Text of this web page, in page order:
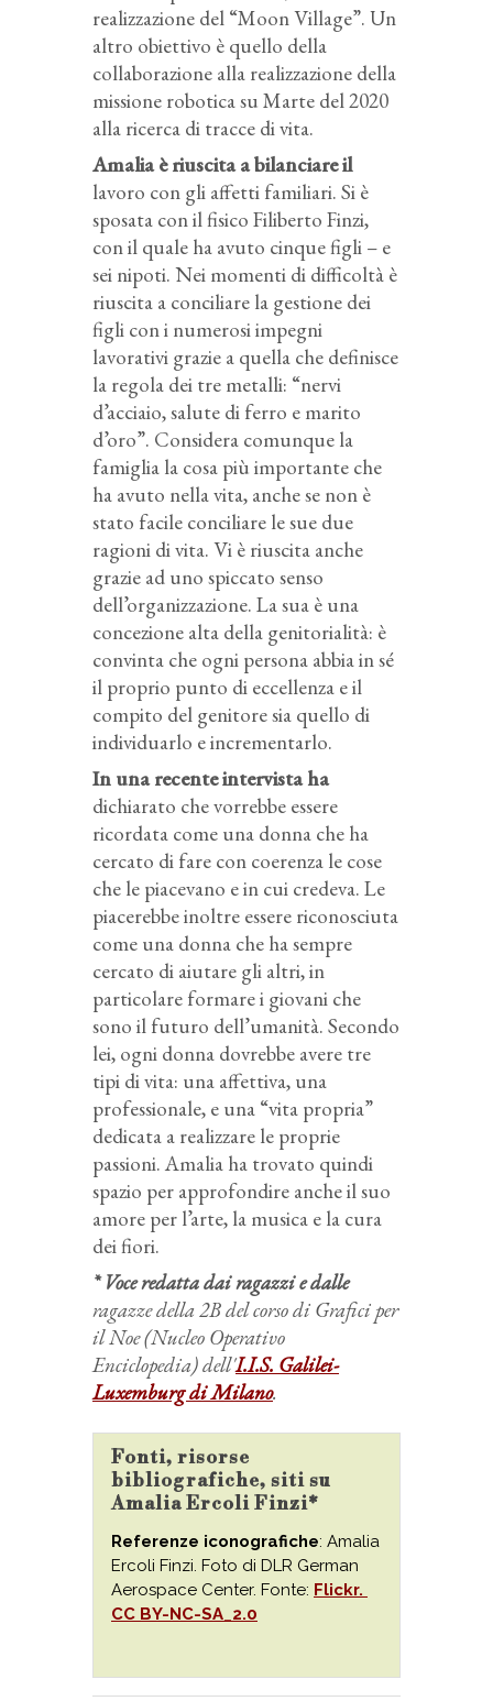
realizzazione del “Moon Village”. Un
altro obiettivo è quello della
collaborazione alla realizzazione della
missione robotica su Marte del 2020
alla ricerca di tracce di vita.
Amalia è riuscita a bilanciare il
lavoro con gli affetti familiari. Si è
sposata con il fisico Filiberto Finzi,
con il quale ha avuto cinque figli – e
sei nipoti. Nei momenti di difficoltà è
riuscita a conciliare la gestione dei
figli con i numerosi impegni
lavorativi grazie a quella che definisce
la regola dei tre metalli: “nervi
d’acciaio, salute di ferro e marito
d’oro”. Considera comunque la
famiglia la cosa più importante che
ha avuto nella vita, anche se non è
stato facile conciliare le sue due
ragioni di vita. Vi è riuscita anche
grazie ad uno spiccato senso
dell’organizzazione. La sua è una
concezione alta della genitorialità: è
convinta che ogni persona abbia in sé
il proprio punto di eccellenza e il
compito del genitore sia quello di
individuarlo e incrementarlo.
In una recente intervista ha
dichiarato che vorrebbe essere
ricordata come una donna che ha
cercato di fare con coerenza le cose
che le piacevano e in cui credeva. Le
piacerebbe inoltre essere riconosciuta
come una donna che ha sempre
cercato di aiutare gli altri, in
particolare formare i giovani che
sono il futuro dell’umanità. Secondo
lei, ogni donna dovrebbe avere tre
tipi di vita: una affettiva, una
professionale, e una “vita propria”
dedicata a realizzare le proprie
passioni. Amalia ha trovato quindi
spazio per approfondire anche il suo
amore per l’arte, la musica e la cura
dei fiori.
* Voce redatta dai ragazzi e dalle
ragazze della 2B del corso di Grafici per
il Noe (Nucleo Operativo
Enciclopedia) dell'I.I.S. Galilei-
Luxemburg di Milano.
Fonti, risorse
bibliografiche, siti su
Amalia Ercoli Finzi*
Referenze iconografiche: Amalia
Ercoli Finzi. Foto di DLR German
Aerospace Center. Fonte: Flickr.
CC BY-NC-SA_2.0